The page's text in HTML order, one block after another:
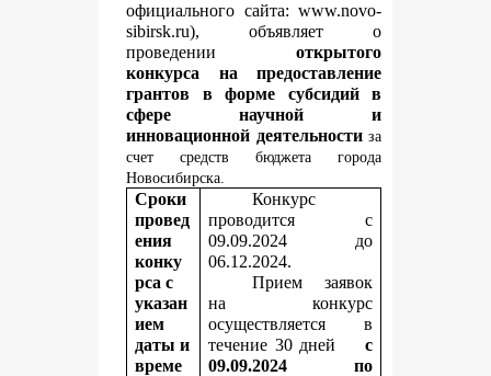
официального сайта: www.novo-
sibirsk.ru), объявляет о
проведении открытого
конкурса на предоставление
грантов в форме субсидий в
сфере научной и
инновационной деятельностиза
счет средств бюджета города
Новосибирска.
Сроки
провед
ения
конку
рса с
указан
ием
даты и
време
Конкурс
проводится с
09.09.2024 до
06.12.2024.
Прием заявок
на конкурс
осуществляется в
течение 30 дней с
09.09.2024 по